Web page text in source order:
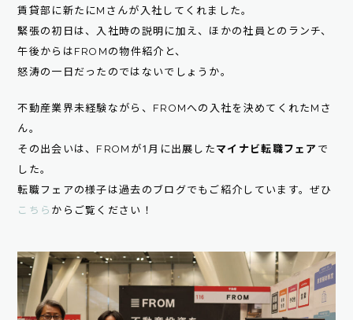
賃貸部に新たにMさんが入社してくれました。
緊張の初日は、入社時の説明に加え、ほかの社員とのランチ、
午後からはFROMの物件紹介と、
怒涛の一日だったのではないでしょうか。
不動産業界未経験ながら、FROMへの入社を決めてくれたMさ
ん。
その出会いは、FROMが1月に出展した マイナビ転職フェア で
した。
転職フェアの様子は過去のブログでもご紹介しています。ぜひ
こちら からご覧ください！